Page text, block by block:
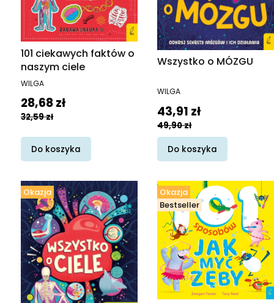
101 ciekawych faktów o
naszym ciele
PRODUCENT
WILGA
Cena promocyjna
28,68 zł
32,59 zł
Do koszyka
Wszystko o MÓZGU
PRODUCENT
WILGA
Cena promocyjna
43,91 zł
49,90 zł
Do koszyka
Okazja
Okazja
Bestseller